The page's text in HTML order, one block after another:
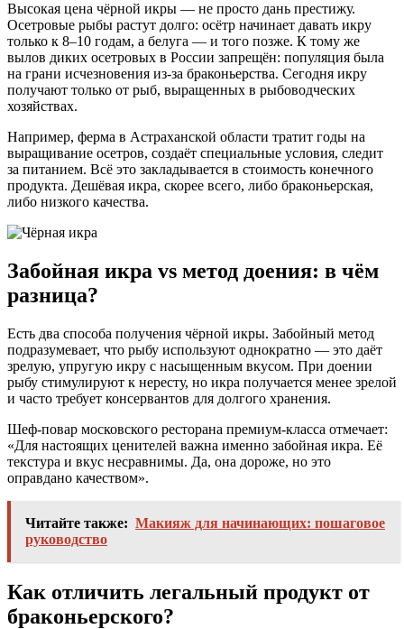
Высокая цена чёрной икры — не просто дань престижу.
Осетровые рыбы растут долго: осётр начинает давать икру
только к 8–10 годам, а белуга — и того позже. К тому же
вылов диких осетровых в России запрещён: популяция была
на грани исчезновения из‑за браконьерства. Сегодня икру
получают только от рыб, выращенных в рыбоводческих
хозяйствах.
Например, ферма в Астраханской области тратит годы на
выращивание осетров, создаёт специальные условия, следит
за питанием. Всё это закладывается в стоимость конечного
продукта. Дешёвая икра, скорее всего, либо браконьерская,
либо низкого качества.
Забойная икра vs метод доения: в чём
разница?
Есть два способа получения чёрной икры. Забойный метод
подразумевает, что рыбу используют однократно — это даёт
зрелую, упругую икру с насыщенным вкусом. При доении
рыбу стимулируют к нересту, но икра получается менее зрелой
и часто требует консервантов для долгого хранения.
Шеф‑повар московского ресторана премиум‑класса отмечает:
«Для настоящих ценителей важна именно забойная икра. Её
текстура и вкус несравнимы. Да, она дороже, но это
оправдано качеством».
Читайте также: Макияж для начинающих: пошаговое
руководство
Как отличить легальный продукт от
браконьерского?